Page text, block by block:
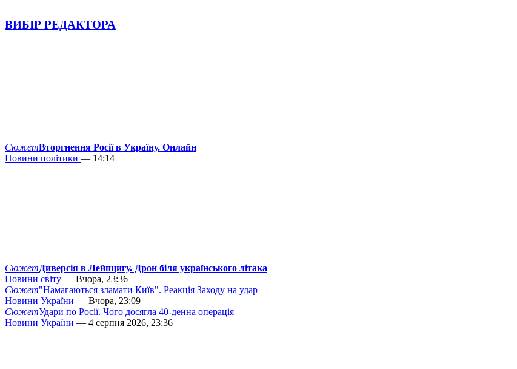
ВИБІР РЕДАКТОРА
СюжетВторгнення Росії в Україну. Онлайн
Новини політики — 14:14
СюжетДиверсія в Лейпцигу. Дрон біля українського літака
Новини світу — Вчора, 23:36
Сюжет"Намагаються зламати Київ". Реакція Заходу на удар
Новини України — Вчора, 23:09
СюжетУдари по Росії. Чого досягла 40-денна операція
Новини України — 4 серпня 2026, 23:36